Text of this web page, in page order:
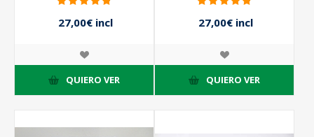
27,00€ incl
impuestos
QUIERO VER
27,00€ incl
impuestos
QUIERO VER